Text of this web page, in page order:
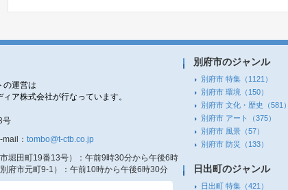
の運営は
ィア株式会社が行なっています。
号
mail： tombo@t-ctb.co.jp
堀田町19番13号）
：午前9時30分から午後6時
府市元町9-1）
：午前10時から午後6時30分
別府市のジャンル
別府市 特集 （1121）
別府市 環境 （150）
別府市 文化・歴史 （581）
別府市 アート
（375）
別府市 風景 （57）
別府市 防災
（133）
日出町のジャンル
日出町 特集 （421）